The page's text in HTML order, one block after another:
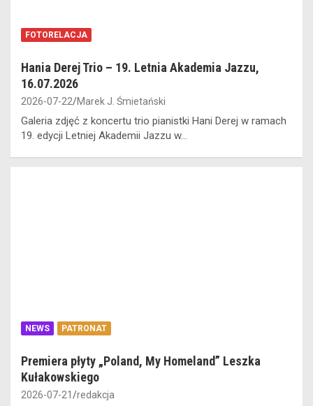
FOTORELACJA
Hania Derej Trio – 19. Letnia Akademia Jazzu,
16.07.2026
2026-07-22 Marek J. Śmietański
Galeria zdjęć z koncertu trio pianistki Hani Derej w ramach
19. edycji Letniej Akademii Jazzu w…
NEWS PATRONAT
Premiera płyty „Poland, My Homeland” Leszka
Kułakowskiego
2026-07-21 redakcja